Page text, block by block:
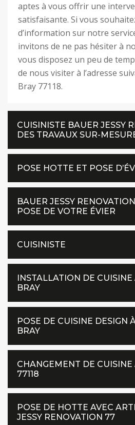
aptes à vous offrir une
satisfaisante. Si vous
d’information sur notre
invitons de ne pas hésiter à
vous disposez un peu de
de nous visiter à l’adresse
Bray 77118.
CUISINISTE BAUER JESSY
DES TRAVAUX SUR-
POSE HOTTE ET POSE
BAUER JESSY
POSE DE VOTRE ÉVIER
CUISINISTE
INSTALLATION DE
BRAY
POSE DE CUISINE DESIGN
BRAY
CHANGEMENT DE CUISINE
77118
POSE DE HOTTE AVEC
JESSY RENOVATION 77